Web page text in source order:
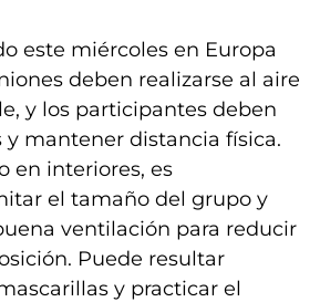
este miércoles en Europa
deben realizarse al aire
y los participantes deben
y mantener distancia física.
en interiores, es
el tamaño del grupo y
ventilación para reducir
Puede resultar
y practicar el